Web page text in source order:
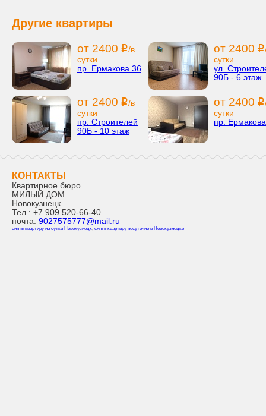
Другие квартиры
от 2400 i/в
сутки
пр. Ермакова 36
от 2400 i
сутки
ул.
90Б - 6 этаж
от 2400 i/в
сутки
пр. Строителей
90Б - 10 этаж
от 2400 i
сутки
пр.
КОНТАКТЫ
Квартирное бюро
МИЛЫЙ ДОМ
Новокузнецк
Тел.: +7 909 520-66-40
почта: 9027575777@mail.ru
снять квартиру на сутки Новокузнецк, снять квартиру посуточно в Новокузнецке